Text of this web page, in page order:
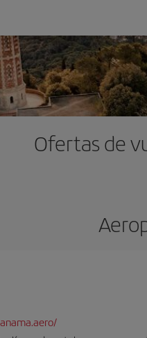
Ofertas de